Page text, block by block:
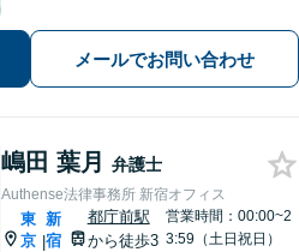
雇、ハラスメント事案に強【夜間・ 休
日面談可】【完全個室】【新宿駅徒歩3
メールでお問い合わせ
嶋田 葉月 弁護士
Authense法律事務所 新宿オフィス
東
京 |
新
宿
都庁前駅
から徒歩3
営業時間：00:00~2
3:59（土日祝日）